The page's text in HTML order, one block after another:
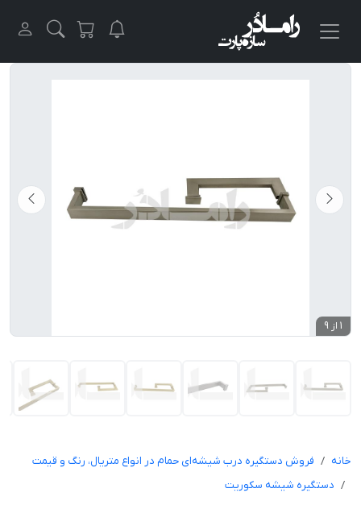
1 از 9
خانه
فروش دستگیره درب شیشه‌ای حمام در انواع متریال، رنگ و قیمت
دستگیره شیشه سکوریت